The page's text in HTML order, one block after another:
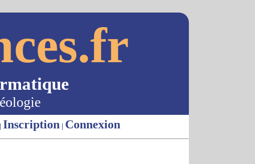
| Inscription | Connexion